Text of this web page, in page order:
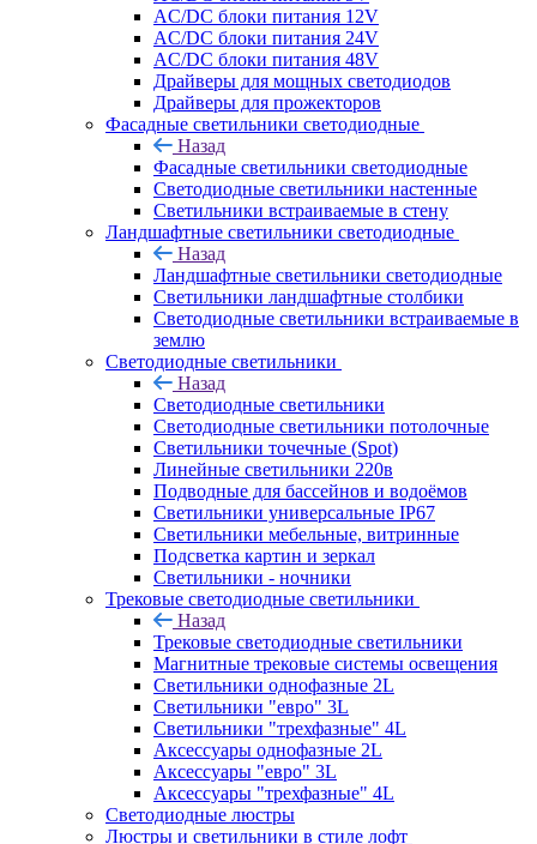
AC/DC блоки питания 12V
AC/DC блоки питания 24V
AC/DC блоки питания 48V
Драйверы для мощных светодиодов
Драйверы для прожекторов
Фасадные светильники светодиодные
Назад
Фасадные светильники светодиодные
Светодиодные светильники настенные
Светильники встраиваемые в стену
Ландшафтные светильники светодиодные
Назад
Ландшафтные светильники светодиодные
Светильники ландшафтные столбики
Светодиодные светильники встраиваемые в
землю
Светодиодные светильники
Назад
Светодиодные светильники
Светодиодные светильники потолочные
Светильники точечные (Spot)
Линейные светильники 220в
Подводные для бассейнов и водоёмов
Светильники универсальные IP67
Светильники мебельные, витринные
Подсветка картин и зеркал
Светильники - ночники
Трековые светодиодные светильники
Назад
Трековые светодиодные светильники
Магнитные трековые системы освещения
Светильники однофазные 2L
Светильники "евро" 3L
Светильники "трехфазные" 4L
Аксессуары однофазные 2L
Аксессуары "евро" 3L
Аксессуары "трехфазные" 4L
Светодиодные люстры
Люстры и светильники в стиле лофт